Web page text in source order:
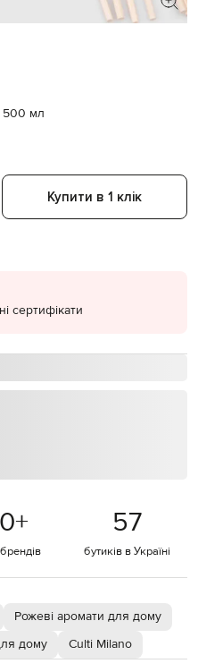
500 мл
Купити в 1 клік
сертифікати
+ 57
бутиків в Україні
Рожеві аромати для дому
дому Culti Milano